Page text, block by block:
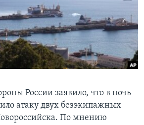
России заявило, что в ночь
атаку двух безэкипажных
По мнению